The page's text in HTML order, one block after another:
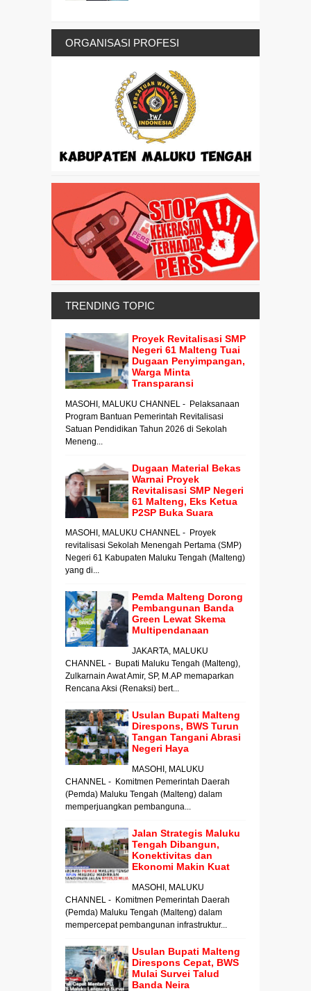
ORGANISASI PROFESI
TRENDING TOPIC
Proyek Revitalisasi SMP
Negeri 61 Malteng Tuai
Dugaan Penyimpangan,
Warga Minta
Transparansi
MASOHI, MALUKU CHANNEL - Pelaksanaan
Program Bantuan Pemerintah Revitalisasi
Satuan Pendidikan Tahun 2026 di Sekolah
Meneng...
Dugaan Material Bekas
Warnai Proyek
Revitalisasi SMP Negeri
61 Malteng, Eks Ketua
P2SP Buka Suara
MASOHI, MALUKU CHANNEL - Proyek
revitalisasi Sekolah Menengah Pertama (SMP)
Negeri 61 Kabupaten Maluku Tengah (Malteng)
yang di...
Pemda Malteng Dorong
Pembangunan Banda
Green Lewat Skema
Multipendanaan
JAKARTA, MALUKU
CHANNEL - Bupati Maluku Tengah (Malteng),
Zulkarnain Awat Amir, SP, M.AP memaparkan
Rencana Aksi (Renaksi) bert...
Usulan Bupati Malteng
Direspons, BWS Turun
Tangan Tangani Abrasi
Negeri Haya
MASOHI, MALUKU
CHANNEL - Komitmen Pemerintah Daerah
(Pemda) Maluku Tengah (Malteng) dalam
memperjuangkan pembanguna...
Jalan Strategis Maluku
Tengah Dibangun,
Konektivitas dan
Ekonomi Makin Kuat
MASOHI, MALUKU
CHANNEL - Komitmen Pemerintah Daerah
(Pemda) Maluku Tengah (Malteng) dalam
mempercepat pembangunan infrastruktur...
Usulan Bupati Malteng
Direspons Cepat, BWS
Mulai Survei Talud
Banda Neira